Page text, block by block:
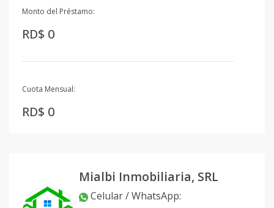
Monto del Préstamo:
RD$ 0
Cuota Mensual:
RD$ 0
Mialbi Inmobiliaria, SRL
Celular / WhatsApp: